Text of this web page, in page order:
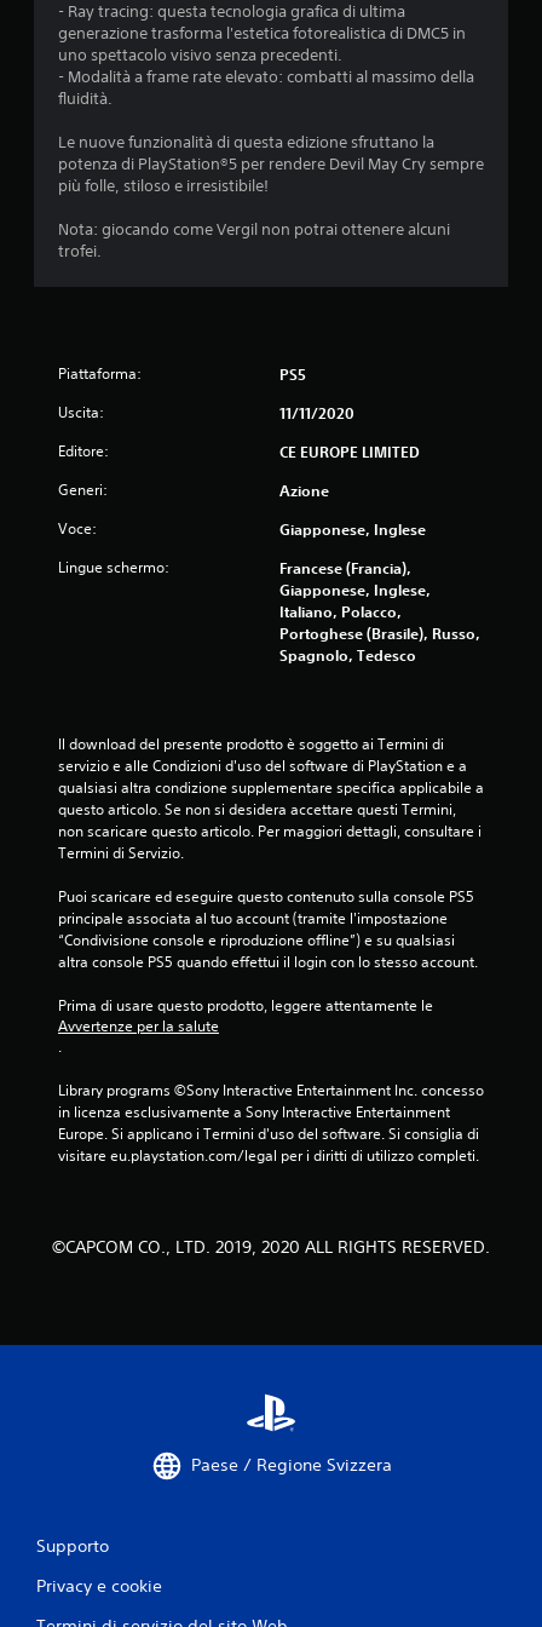
7
7
t
l
l
u
d
a
4
0
7
a
l
- Ray tracing: questa tecnologia grafica di ultima
generazione trasforma l'estetica fotorealistica di DMC5 in
uno spettacolo visivo senza precedenti.
- Modalità a frame rate elevato: combatti al massimo della
fluidità.
Le nuove funzionalità di questa edizione sfruttano la
potenza di PlayStation®5 per rendere Devil May Cry sempre
più folle, stiloso e irresistibile!
Nota: giocando come Vergil non potrai ottenere alcuni
trofei.
Piattaforma: PS5
Uscita: 11/11/2020
Editore: CE EUROPE LIMITED
Generi: Azione
Voce: Giapponese, Inglese
Lingue schermo:
Francese (Francia),
Giapponese, Inglese,
Italiano, Polacco,
Portoghese (Brasile), Russo,
Spagnolo, Tedesco
Il download del presente prodotto è soggetto ai Termini di
servizio e alle Condizioni d'uso del software di PlayStation e a
qualsiasi altra condizione supplementare specifica applicabile a
questo articolo. Se non si desidera accettare questi Termini,
non scaricare questo articolo. Per maggiori dettagli, consultare i
Termini di Servizio.
Puoi scaricare ed eseguire questo contenuto sulla console PS5
principale associata al tuo account (tramite l'impostazione
“Condivisione console e riproduzione offline”) e su qualsiasi
altra console PS5 quando effettui il login con lo stesso account.
Prima di usare questo prodotto, leggere attentamente le
Avvertenze per la salute
.
Library programs ©Sony Interactive Entertainment Inc. concesso
in licenza esclusivamente a Sony Interactive Entertainment
Europe. Si applicano i Termini d'uso del software. Si consiglia di
visitare eu.playstation.com/legal per i diritti di utilizzo completi.
©CAPCOM CO., LTD. 2019, 2020 ALL RIGHTS RESERVED.
Paese / Regione Svizzera
Supporto
Privacy e cookie